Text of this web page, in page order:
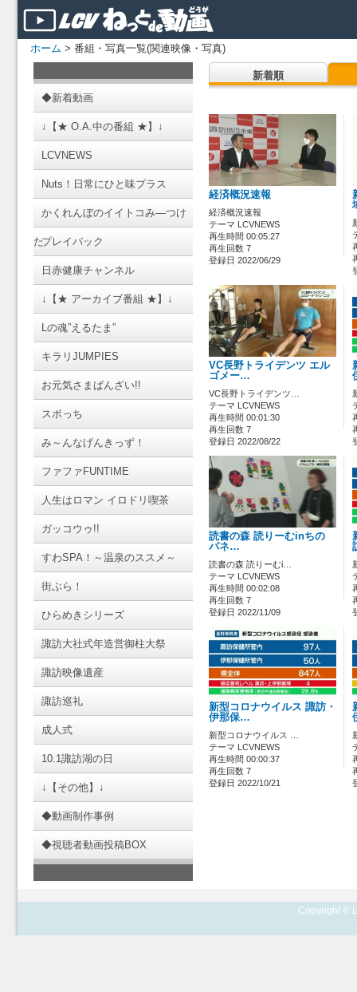
ホーム > 番組・写真一覧(関連映像・写真)
◆新着動画
↓【★ O.A.中の番組 ★】↓
LCVNEWS
Nuts！日常にひと味プラス
かくれんぼのイイトコみ―つけ
たプレイバック
日赤健康チャンネル
↓【★ アーカイブ番組 ★】↓
Lの魂”えるたま”
キラリJUMPIES
お元気さまばんざい!!
スポっち
み～んなげんきっず！
ファファFUNTIME
人生はロマン イロドリ喫茶
ガッコウゥ!!
すわSPA！～温泉のススメ～
街ぶら！
ひらめきシリーズ
諏訪大社式年造営御柱大祭
諏訪映像遺産
諏訪巡礼
成人式
10.1諏訪湖の日
↓【その他】↓
◆動画制作事例
◆視聴者動画投稿BOX
新着順
経済概況速報
経済概況速報
テーマ LCVNEWS
再生時間 00:05:27
再生回数 7
登録日 2022/06/29
VC長野トライデンツ エル
ゴメー…
VC長野トライデンツ…
テーマ LCVNEWS
再生時間 00:01:30
再生回数 7
登録日 2022/08/22
読書の森 読りーむinちの
パネ…
読書の森 読りーむi…
テーマ LCVNEWS
再生時間 00:02:08
再生回数 7
登録日 2022/11/09
新型コロナウイルス 諏訪・
伊那保…
新型コロナウイルス …
テーマ LCVNEWS
再生時間 00:00:37
再生回数 7
登録日 2022/10/21
Copyright ©